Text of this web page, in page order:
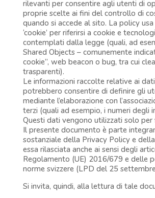
rilevanti per consentire agli utenti di
proprie scelte ai fini del controllo di
quando si accede al sito. La policy
‘cookie’ per riferirsi a cookie e
contemplati dalla legge (quali, ad
Shared Objects – comunemente
cookie”, web beacon o bug, tra cui
trasparenti).
Le informazioni raccolte relative ai
potrebbero consentire di definire gli
mediante l’elaborazione con
terzi (quali ad esempio, i numeri degli
Questi dati vengono utilizzati solo per
Il presente documento è parte
sostanziale della Privacy Policy e
essa rilasciata anche ai sensi degli
Regolamento (UE) 2016/679 e delle
norme svizzere (LPD del 25
Si invita, quindi, alla lettura di tale